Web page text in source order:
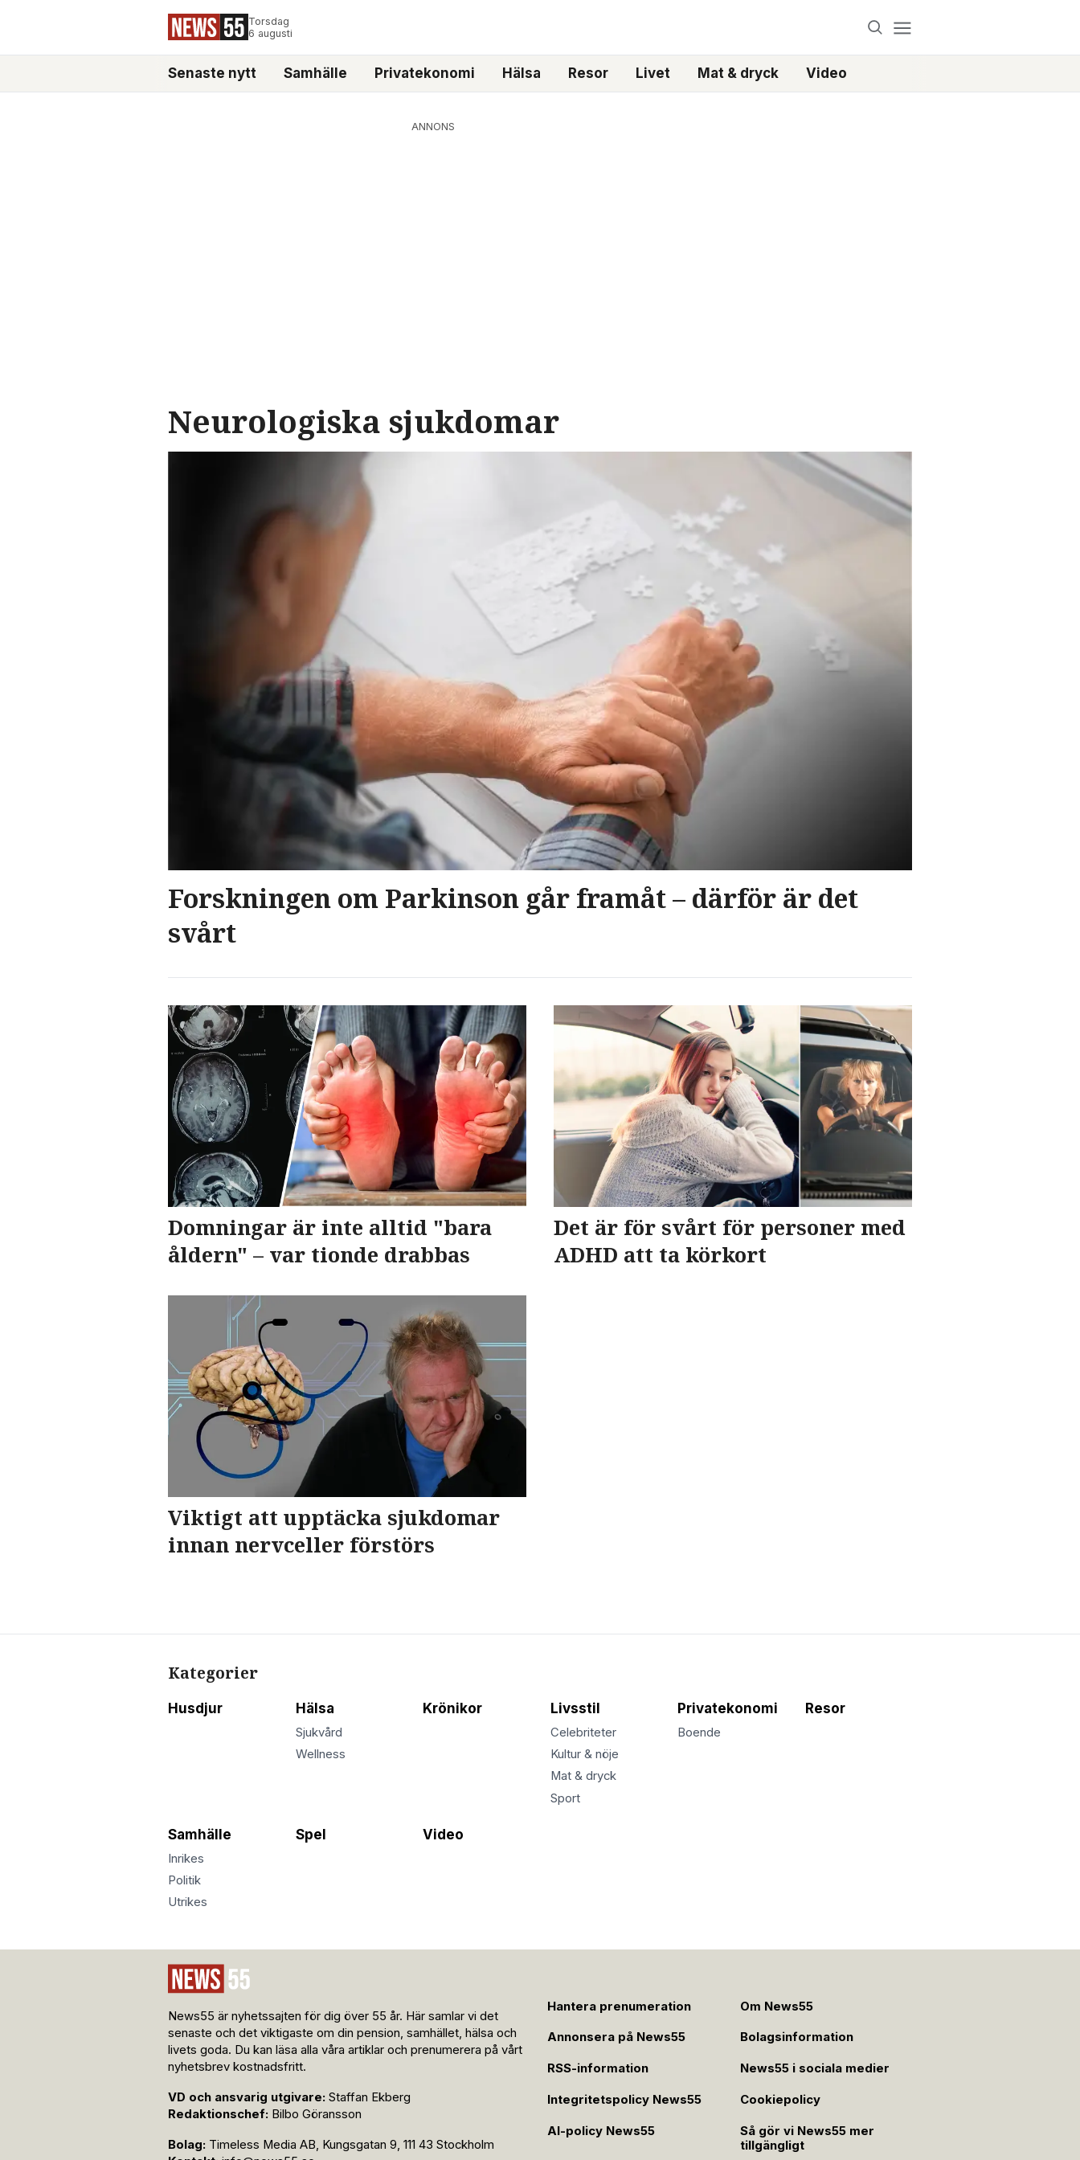
Torsdag
6 augusti
Senaste nytt Samhälle Privatekonomi Hälsa Resor Livet Mat & dryck Video
ANNONS
Neurologiska sjukdomar
Forskningen om Parkinson går framåt – därför är det
svårt
Domningar är inte alltid "bara
åldern" – var tionde drabbas
Det är för svårt för personer med
ADHD att ta körkort
Viktigt att upptäcka sjukdomar
innan nervceller förstörs
Kategorier
Husdjur Hälsa
Sjukvård
Wellness
Krönikor Livsstil
Celebriteter
Kultur & nöje
Mat & dryck
Sport
Privatekonomi
Boende
Resor
Samhälle
Inrikes
Politik
Utrikes
Spel Video
News55 är nyhetssajten för dig över 55 år. Här samlar vi det
senaste och det viktigaste om din pension, samhället, hälsa och
livets goda. Du kan läsa alla våra artiklar och prenumerera på vårt
nyhetsbrev kostnadsfritt.
VD och ansvarig utgivare: Staffan Ekberg
Redaktionschef: Bilbo Göransson
Bolag: Timeless Media AB, Kungsgatan 9, 111 43 Stockholm
Hantera prenumeration Om News55
Annonsera på News55 Bolagsinformation
RSS-information News55 i sociala medier
Integritetspolicy News55 Cookiepolicy
AI-policy News55
Så gör vi News55 mer
tillgängligt